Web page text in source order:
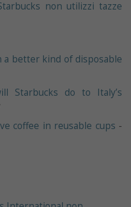
non utilizzi tazze
a better kind of disposable
Starbucks do to Italy’s
coffee in reusable cups -